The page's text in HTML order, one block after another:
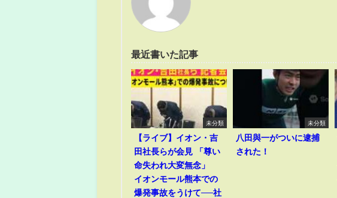
最近書いた記事
未分類
【ライブ】イオン・吉
田社長らが会見 「尊い
命失われ大変無念」
イオンモール熊本での
爆発事故をうけて──社
未分類
八田與一がついに逮捕
された！